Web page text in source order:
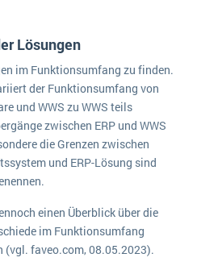
Lösungen
im Funktionsumfang zu finden.
der Funktionsumfang von
und WWS zu WWS teils
zwischen ERP und WWS
die Grenzen zwischen
und ERP-Lösung sind
einen Überblick über die
im Funktionsumfang
(vgl. faveo.com, 08.05.2023).